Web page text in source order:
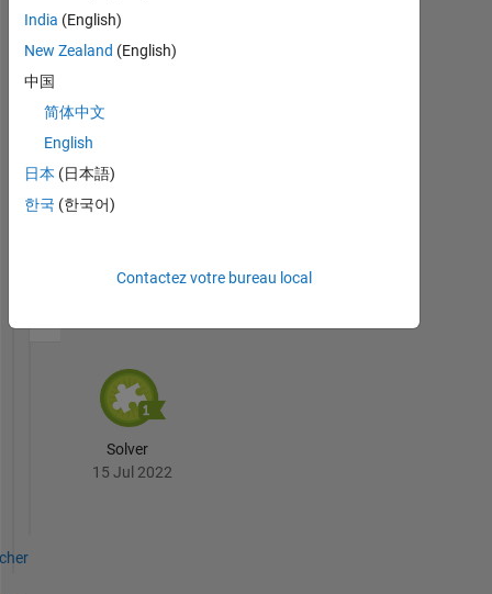
Knowledgeable Level 2
14 Jul 2022
First Answer
23 Jun 2022
Solver
15 Jul 2022
India (English)
New Zealand (English)
中国
简体中文
English
日本 (日本語)
한국 (한국어)
Contactez votre bureau local